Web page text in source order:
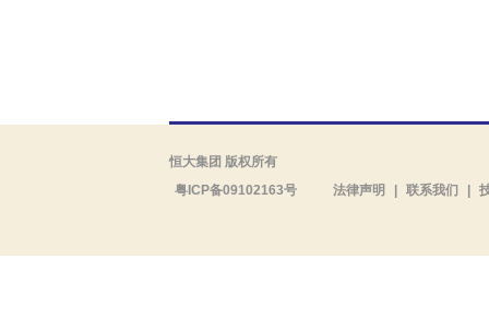
恒大集团 版权所有
粤ICP备09102163号
法律声明 联系我们